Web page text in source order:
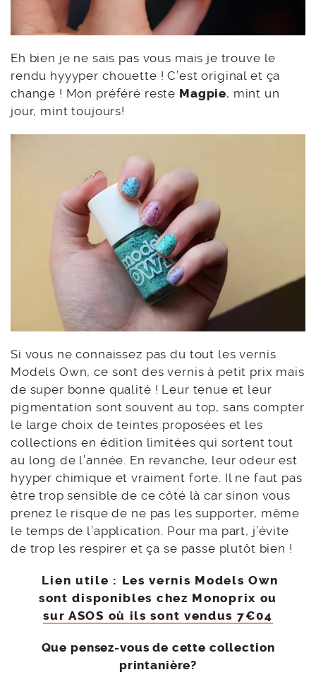
Eh bien je ne sais pas vous mais je trouve le
rendu hyyyper chouette ! C’est original et ça
change ! Mon préféré reste Magpie, mint un
jour, mint toujours!
Si vous ne connaissez pas du tout les vernis
Models Own, ce sont des vernis à petit prix mais
de super bonne qualité ! Leur tenue et leur
pigmentation sont souvent au top, sans compter
le large choix de teintes proposées et les
collections en édition limitées qui sortent tout
au long de l’année. En revanche, leur odeur est
hyyper chimique et vraiment forte. Il ne faut pas
être trop sensible de ce côté là car sinon vous
prenez le risque de ne pas les supporter, même
le temps de l’application. Pour ma part, j’évite
de trop les respirer et ça se passe plutôt bien !
Lien utile : Les vernis Models Own
sont disponibles chez Monoprix ou
sur ASOS où ils sont vendus 7€04
Que pensez-vous de cette collection
printanière?